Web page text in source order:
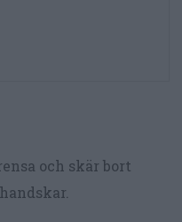
och skär bort